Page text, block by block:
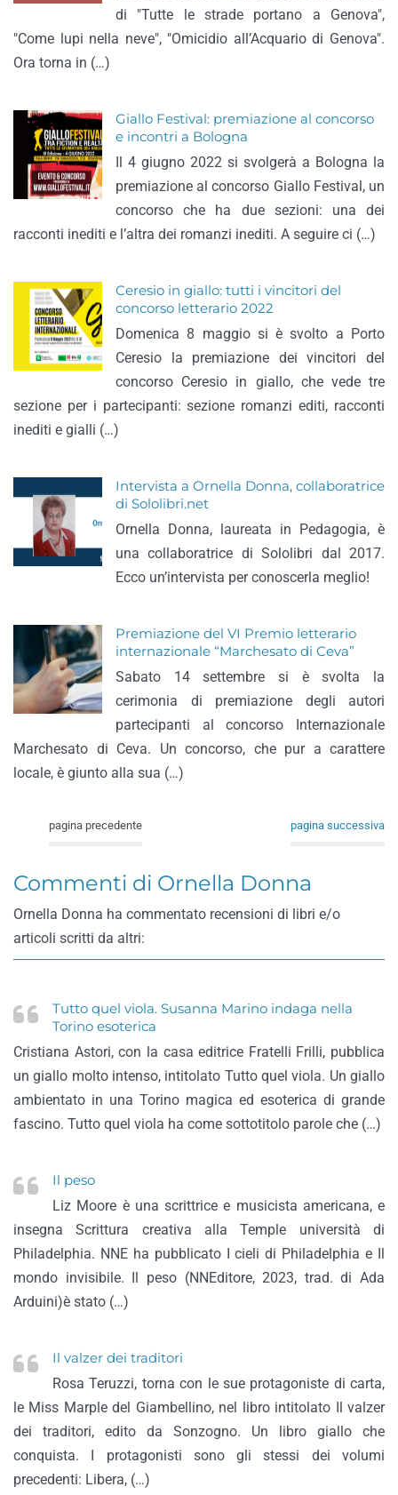
di "Tutte le strade portano a Genova",
"Come lupi nella neve", "Omicidio all’Acquario di Genova".
Ora torna in (…)
Giallo Festival: premiazione al concorso
e incontri a Bologna
Il 4 giugno 2022 si svolgerà a Bologna la
premiazione al concorso Giallo Festival, un
concorso che ha due sezioni: una dei
racconti inediti e l’altra dei romanzi inediti. A seguire ci (…)
Ceresio in giallo: tutti i vincitori del
concorso letterario 2022
Domenica 8 maggio si è svolto a Porto
Ceresio la premiazione dei vincitori del
concorso Ceresio in giallo, che vede tre
sezione per i partecipanti: sezione romanzi editi, racconti
inediti e gialli (…)
Intervista a Ornella Donna, collaboratrice
di Sololibri.net
Ornella Donna, laureata in Pedagogia, è
una collaboratrice di Sololibri dal 2017.
Ecco un’intervista per conoscerla meglio!
Premiazione del VI Premio letterario
internazionale “Marchesato di Ceva”
Sabato 14 settembre si è svolta la
cerimonia di premiazione degli autori
partecipanti al concorso Internazionale
Marchesato di Ceva. Un concorso, che pur a carattere
locale, è giunto alla sua (…)
pagina precedente pagina successiva
Commenti di Ornella Donna
Ornella Donna ha commentato recensioni di libri e/o
articoli scritti da altri:
Tutto quel viola. Susanna Marino indaga nella
Torino esoterica
Cristiana Astori, con la casa editrice Fratelli Frilli, pubblica
un giallo molto intenso, intitolato Tutto quel viola. Un giallo
ambientato in una Torino magica ed esoterica di grande
fascino. Tutto quel viola ha come sottotitolo parole che (…)
Il peso
Liz Moore è una scrittrice e musicista americana, e
insegna Scrittura creativa alla Temple università di
Philadelphia. NNE ha pubblicato I cieli di Philadelphia e Il
mondo invisibile. Il peso (NNEditore, 2023, trad. di Ada
Arduini)è stato (…)
Il valzer dei traditori
Rosa Teruzzi, torna con le sue protagoniste di carta,
le Miss Marple del Giambellino, nel libro intitolato Il valzer
dei traditori, edito da Sonzogno. Un libro giallo che
conquista. I protagonisti sono gli stessi dei volumi
precedenti: Libera, (…)